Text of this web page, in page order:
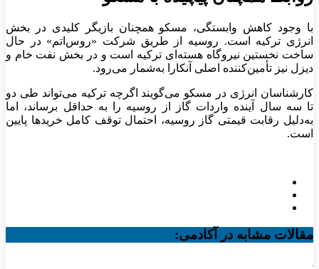
با وجود کاهش وابستگی، مسکو همچنان بازیگر کلیدی در بخش
انرژی ترکیه است. روسیه از طریق شرکت «روس‌اتم» در حال
ساخت نخستین نیروگاه هسته‌ای ترکیه است و در بخش نفت خام و
دیزل نیز تأمین‌کننده اصلی آنکارا به‌شمار می‌رود.
کارشناسان انرژی در مسکو می‌گویند اگرچه ترکیه می‌تواند طی دو
تا سه سال آینده واردات گاز از روسیه را به حداقل برساند، اما
به‌دلیل رقابت قیمتی گاز روسیه، احتمال توقف کامل خریدها پایین
است.
مقالات مشابه در آکادمی: